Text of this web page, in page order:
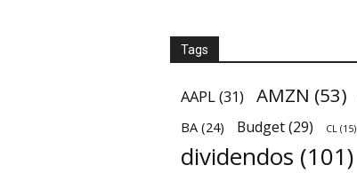
Tags
AAPL(31) AMZN (53)
BA (24) Budget(29) CL (15)
dividendos (101)